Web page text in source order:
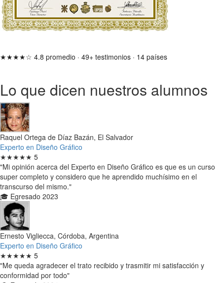
★★★★☆ 4.8 promedio · 49+ testimonios · 14 países
Lo que dicen nuestros alumnos
Raquel Ortega de Díaz Bazán, El Salvador
Experto en Diseño Gráfico
★★★★★ 5
"Mi opinión acerca del Experto en Diseño Gráfico es que es un curso
super completo y considero que he aprendido muchísimo en el
transcurso del mismo."
🎓 Egresado 2023
Ernesto Vigliecca, Córdoba, Argentina
Experto en Diseño Gráfico
★★★★★ 5
"Me queda agradecer el trato recibido y trasmitir mi satisfacción y
conformidad por todo"